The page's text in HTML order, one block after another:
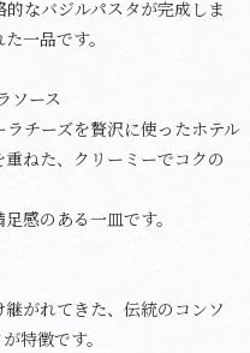
なバジルパスタが完成しま
一品です。
ソース
チーズを贅沢に使ったホテル
ねた、クリーミーでコクの
感のある一皿です。
がれてきた、伝統のコンソ
特徴です。